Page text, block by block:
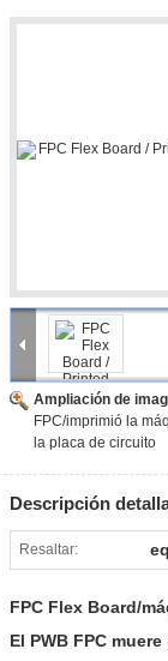
Ampliación de
FPC/imprimió la
la placa de circuito
Descripción
Resaltar:
FPC Flex Board/
El PWB FPC